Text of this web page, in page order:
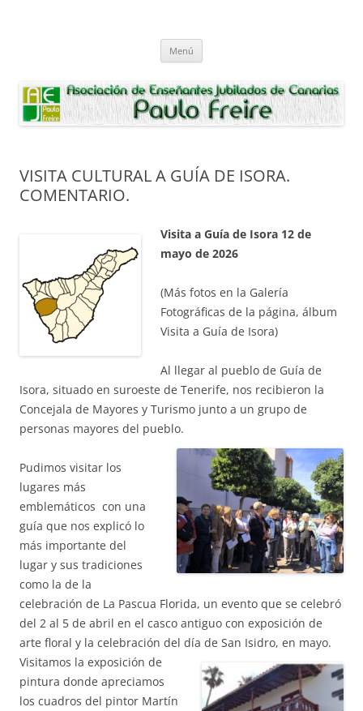
Paulo Freire
Menú
VISITA CULTURAL A GUÍA DE ISORA.
COMENTARIO.
Visita a Guía de Isora 12 de
mayo de 2026
(Más fotos en la Galería
Fotográficas de la página, álbum
Visita a Guía de Isora)
Al llegar al pueblo de Guía de
Isora, situado en suroeste de Tenerife, nos recibieron la
Concejala de Mayores y Turismo junto a un grupo de
personas mayores del pueblo.
Pudimos visitar los
lugares más
emblemáticos con una
guía que nos explicó lo
más importante del
lugar y sus tradiciones
como la de la
celebración de La Pascua Florida, un evento que se celebró
del 2 al 5 de abril en el casco antiguo con exposición de
arte floral y la celebración del día de San Isidro, en mayo.
Visitamos la exposición de
pintura donde apreciamos
los cuadros del pintor Martín